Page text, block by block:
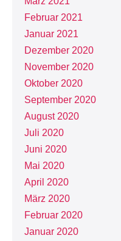
Februar 2021
Januar 2021
Dezember 2020
November 2020
Oktober 2020
September 2020
August 2020
Juli 2020
Juni 2020
Mai 2020
April 2020
März 2020
Februar 2020
Januar 2020